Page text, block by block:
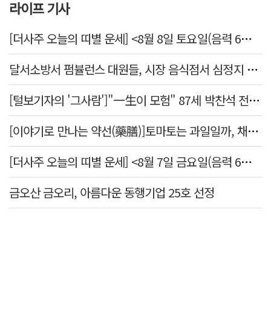
라이프 기사
[더사주 오늘의 띠별 운세] <8월 8일 토요일(음력 6월26일)>
달서소방서 펌뷸런스 대원들, 시장 음식점서 심정지 환자 생명 살려
[털보기자의 '그사람']"一生이 모험" 87세 박찬석 전 경북대 총장
[이야기로 만나는 약선(藥膳)]토마토는 과일일까, 채소일까
[더사주 오늘의 띠별 운세] <8월 7일 금요일(음력 6월25일)>
금오산 금오리, 아름다운 동행기업 25호 선정